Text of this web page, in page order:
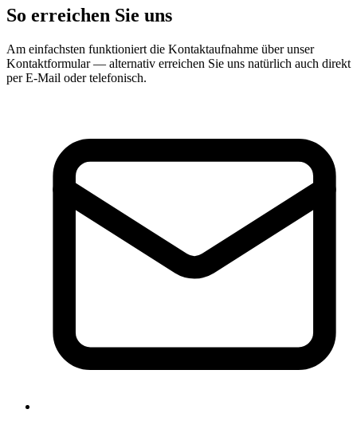
So erreichen Sie uns
Am einfachsten funktioniert die Kontaktaufnahme über unser
Kontaktformular — alternativ erreichen Sie uns natürlich auch direkt
per E-Mail oder telefonisch.